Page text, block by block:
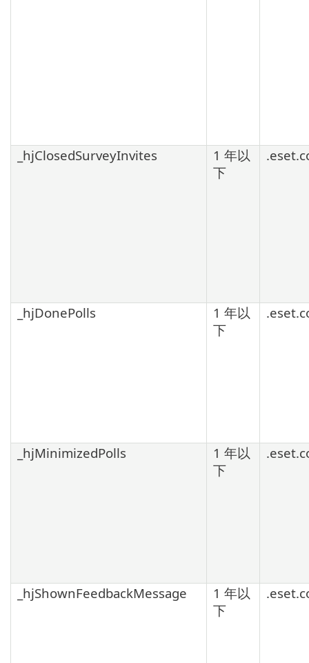
_hjClosedSurveyInvites
1 年以
下
_hjDonePolls
1 年以
下
_hjMinimizedPolls
1 年以
下
_hjShownFeedbackMessage
1 年以
下